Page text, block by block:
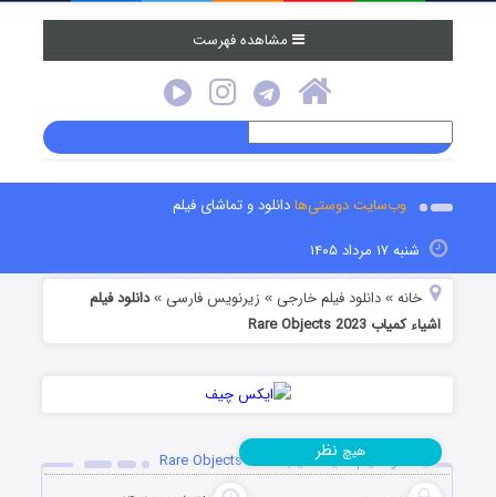
مشاهده فهرست
وب‌سایت دوستی‌هادانلود و تماشای فیلم
شنبه ۱۷ مرداد ۱۴۰۵
خانه »دانلود فیلم خارجی » زیرنویس فارسی »دانلود فیلم
اشیاء کمیاب Rare Objects 2023
دانلود فیلم اشیاء کمیاب Rare Objects 2023
هیچ نظر